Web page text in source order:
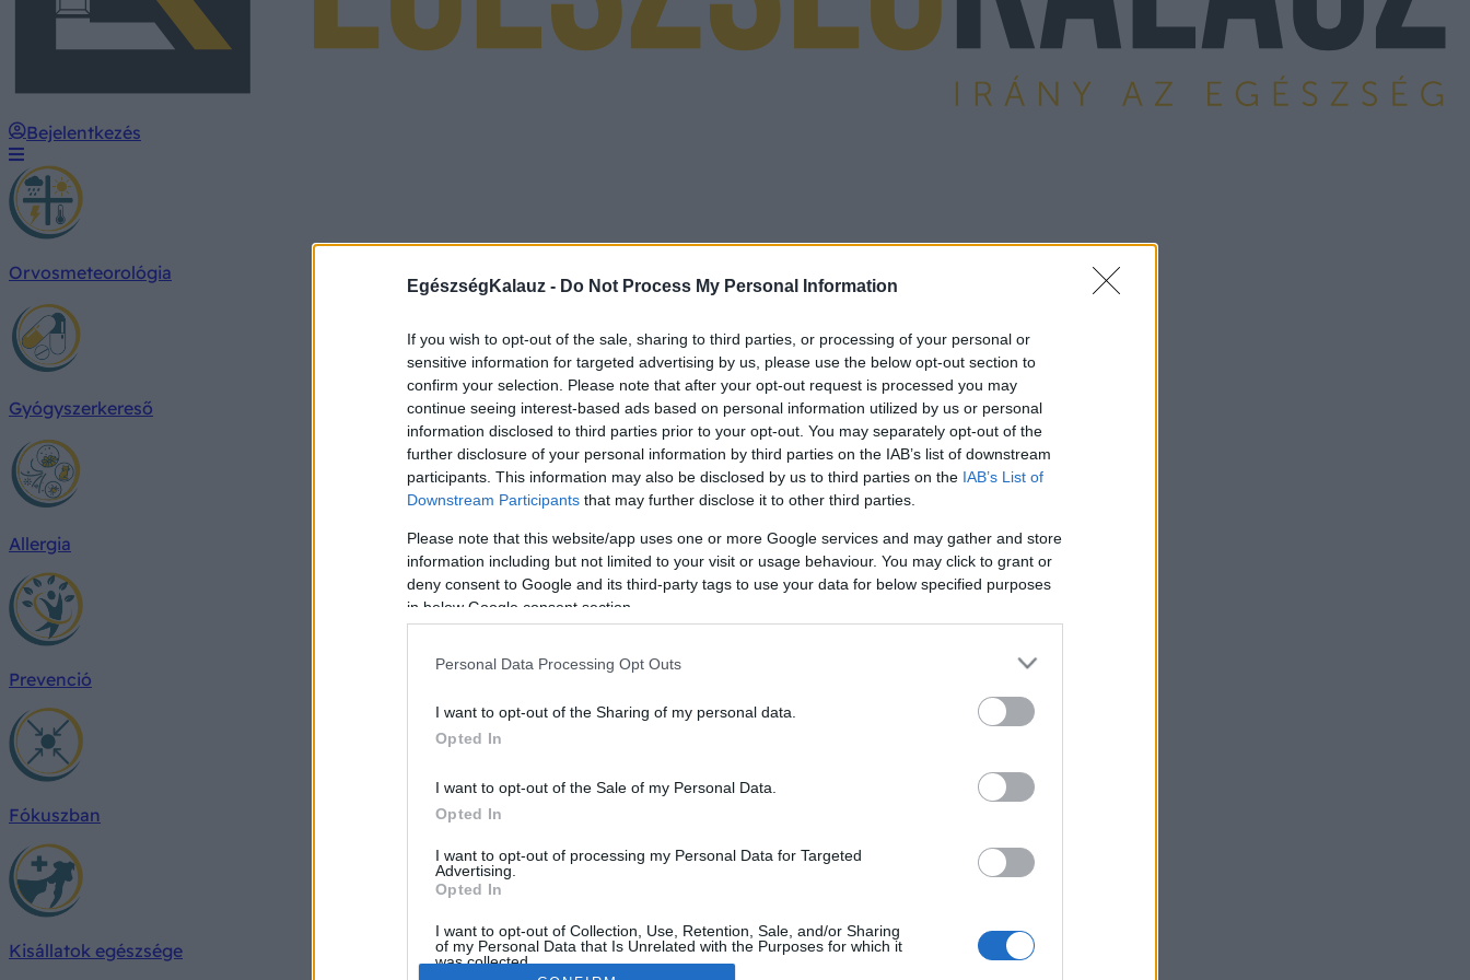
EgészségKalauz - Do Not Process My Personal Information
If you wish to opt-out of the sale, sharing to third parties, or processing of your personal or
sensitive information for targeted advertising by us, please use the below opt-out section to
confirm your selection. Please note that after your opt-out request is processed you may
continue seeing interest-based ads based on personal information utilized by us or personal
information disclosed to third parties prior to your opt-out. You may separately opt-out of the
further disclosure of your personal information by third parties on the IAB’s list of downstream
participants. This information may also be disclosed by us to third parties on the IAB’s List of
Downstream Participants that may further disclose it to other third parties.
Please note that this website/app uses one or more Google services and may gather and store
information including but not limited to your visit or usage behaviour. You may click to grant or
deny consent to Google and its third-party tags to use your data for below specified purposes
in below Google consent section.
Personal Data Processing Opt Outs
I want to opt-out of the Sharing of my personal data.
Opted In
I want to opt-out of the Sale of my Personal Data.
Opted In
I want to opt-out of processing my Personal Data for Targeted
Advertising.
Opted In
I want to opt-out of Collection, Use, Retention, Sale, and/or Sharing
of my Personal Data that Is Unrelated with the Purposes for which it
was collected.
Bejelentkezés
Orvosmeteorológia
Gyógyszerkereső
Allergia
Prevenció
Fókuszban
Kisállatok egészsége